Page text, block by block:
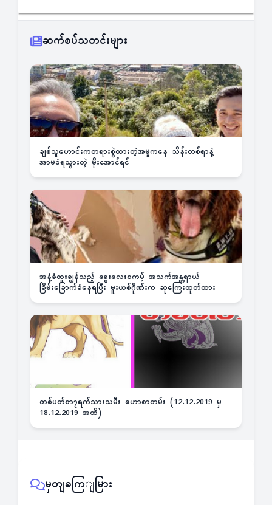
ဆက်စပ်သတင်းများ
ချစ်သူဟောင်းကတရားစွဲထားတဲ့အမှုကနေ သိန်းတစ်ရာနဲ့
အာမခံရသွားတဲ့ မိုးအောင်ရင်
အနံ့ခံထူးချွန်သည့် ခွေးလေးစကမ့် အသက်အန္တရာယ်
ခြိမ်းခြောက်ခံနေရပြီး မူးယစ်ဂိုဏ်းက ဆုကြေးထုတ်ထား
တစ်ပတ်စာ၇ရက်သားသမီး ဟောစာတမ်း (12.12.2019 မှ
18.12.2019 အထိ)
မှတျခကြျမြား